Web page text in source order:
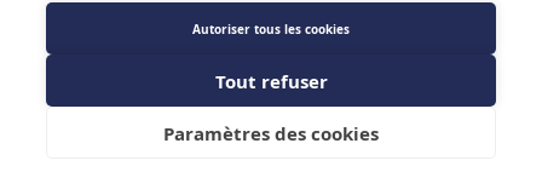
Autoriser tous les cookies
Tout refuser
Paramètres des cookies